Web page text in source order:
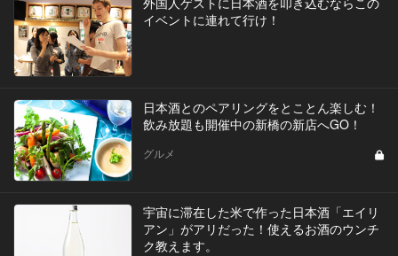
イベントに連れて行け！
日本酒とのペアリングをとことん楽しむ！
飲み放題も開催中の新橋の新店へGO！
グルメ
宇宙に滞在した米で作った日本酒「エイリ
アン」がアリだった！使えるお酒のウンチ
ク教えます。